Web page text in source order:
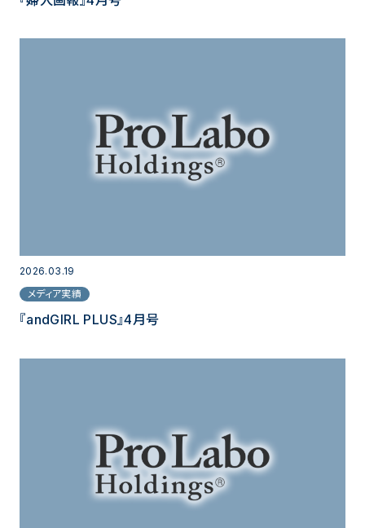
2026.03.19
メディア実績
『andGIRL PLUS』4月号